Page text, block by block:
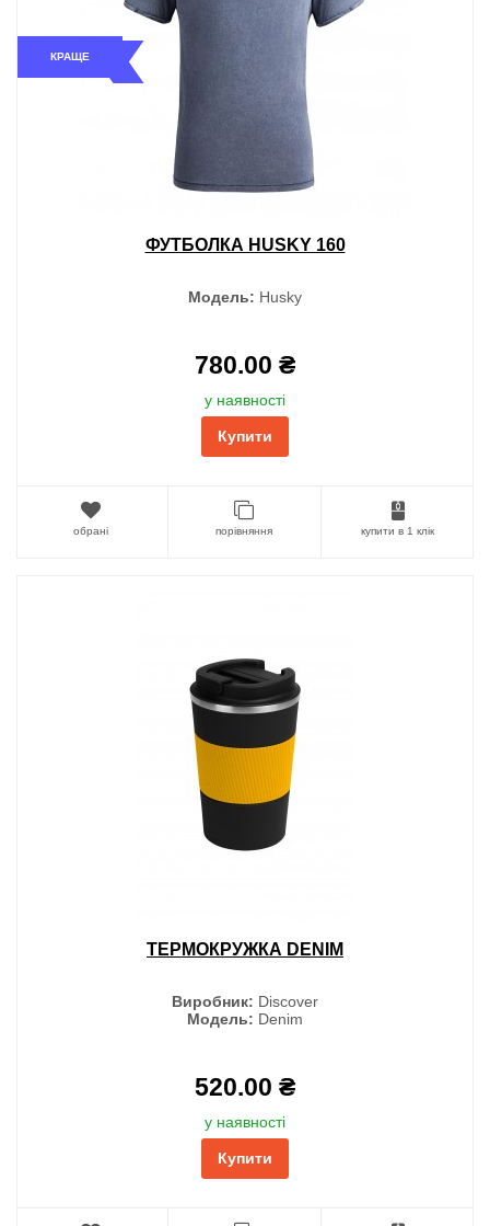
КРАЩЕ
ФУТБОЛКА HUSKY 160
Модель: Husky
780.00 ₴
у наявності
Купити
обрані порівняння купити в 1 клік
ТЕРМОКРУЖКА DENIM
Виробник: Discover
Модель: Denim
520.00 ₴
у наявності
Купити